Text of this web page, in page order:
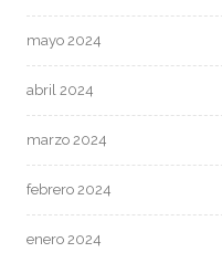
mayo 2024
abril 2024
marzo 2024
febrero 2024
enero 2024